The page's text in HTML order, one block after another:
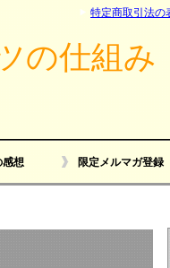
の仕組み
感想 限定メルマガ登録
特定商取引法の